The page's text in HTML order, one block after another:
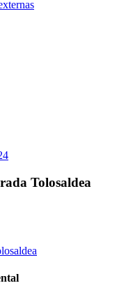
Tolosaldea